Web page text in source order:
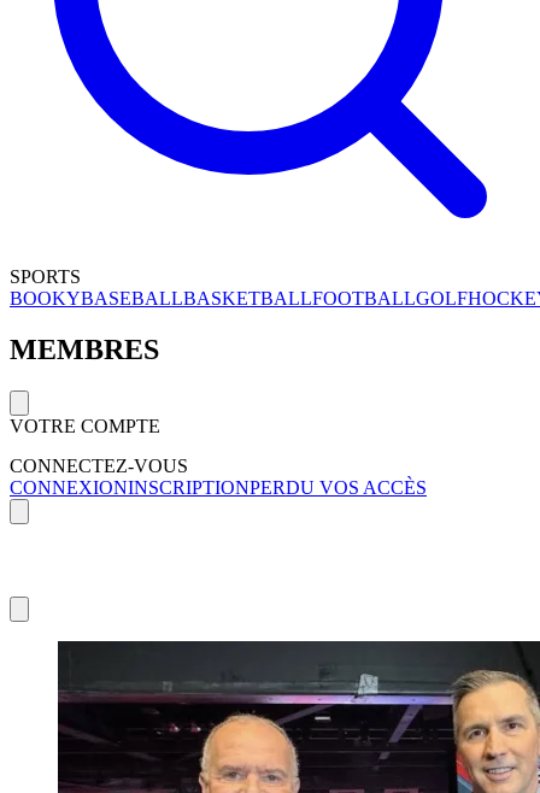
SPORTS
BOOKYBASEBALLBASKETBALLFOOTBALLGOLF
MEMBRES
VOTRE COMPTE
CONNECTEZ-VOUS
CONNEXIONINSCRIPTIONPERDU VOS ACCÈS